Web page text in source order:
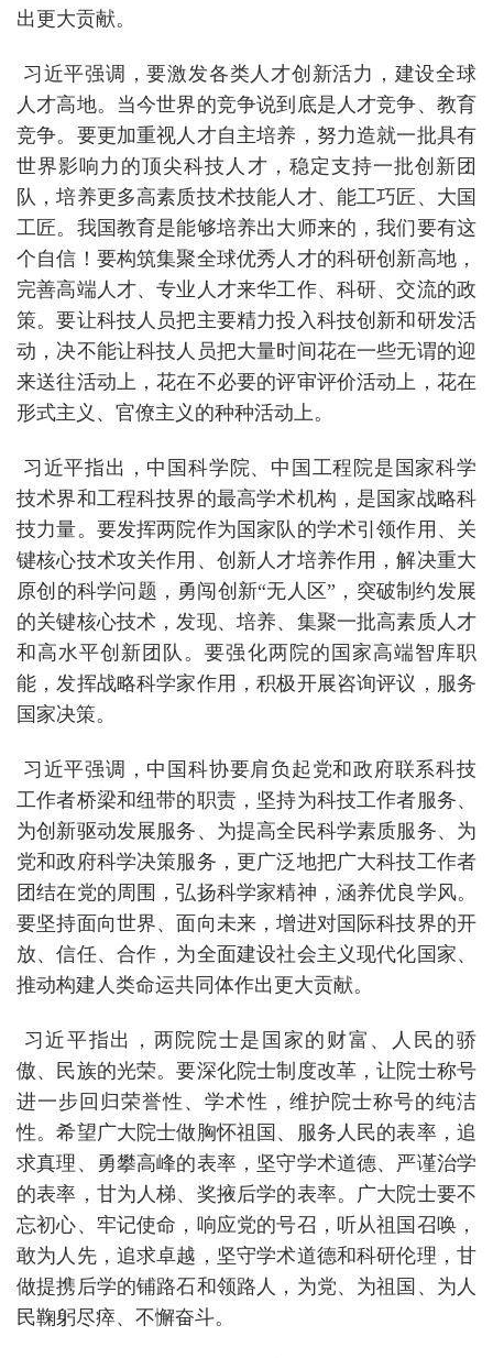
出更大贡献。
习近平强调，要激发各类人才创新活力，建设全球
人才高地。当今世界的竞争说到底是人才竞争、教育
竞争。要更加重视人才自主培养，努力造就一批具有
世界影响力的顶尖科技人才，稳定支持一批创新团
队，培养更多高素质技术技能人才、能工巧匠、大国
工匠。我国教育是能够培养出大师来的，我们要有这
个自信！要构筑集聚全球优秀人才的科研创新高地，
完善高端人才、专业人才来华工作、科研、交流的政
策。要让科技人员把主要精力投入科技创新和研发活
动，决不能让科技人员把大量时间花在一些无谓的迎
来送往活动上，花在不必要的评审评价活动上，花在
形式主义、官僚主义的种种活动上。
习近平指出，中国科学院、中国工程院是国家科学
技术界和工程科技界的最高学术机构，是国家战略科
技力量。要发挥两院作为国家队的学术引领作用、关
键核心技术攻关作用、创新人才培养作用，解决重大
原创的科学问题，勇闯创新“无人区”，突破制约发展
的关键核心技术，发现、培养、集聚一批高素质人才
和高水平创新团队。要强化两院的国家高端智库职
能，发挥战略科学家作用，积极开展咨询评议，服务
国家决策。
习近平强调，中国科协要肩负起党和政府联系科技
工作者桥梁和纽带的职责，坚持为科技工作者服务、
为创新驱动发展服务、为提高全民科学素质服务、为
党和政府科学决策服务，更广泛地把广大科技工作者
团结在党的周围，弘扬科学家精神，涵养优良学风。
要坚持面向世界、面向未来，增进对国际科技界的开
放、信任、合作，为全面建设社会主义现代化国家、
推动构建人类命运共同体作出更大贡献。
习近平指出，两院院士是国家的财富、人民的骄
傲、民族的光荣。要深化院士制度改革，让院士称号
进一步回归荣誉性、学术性，维护院士称号的纯洁
性。希望广大院士做胸怀祖国、服务人民的表率，追
求真理、勇攀高峰的表率，坚守学术道德、严谨治学
的表率，甘为人梯、奖掖后学的表率。广大院士要不
忘初心、牢记使命，响应党的号召，听从祖国召唤，
敢为人先，追求卓越，坚守学术道德和科研伦理，甘
做提携后学的铺路石和领路人，为党、为祖国、为人
民鞠躬尽瘁、不懈奋斗。